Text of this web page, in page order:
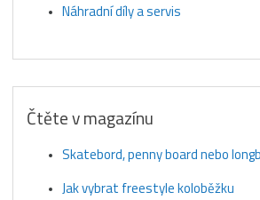
Náhradní díly a servis
Čtěte v magazínu
Skatebord, penny board nebo
Jak vybrat freestyle koloběžku